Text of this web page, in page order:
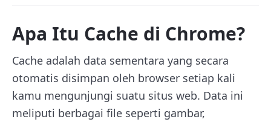
Apa Itu Cache di Chrome?
Cache adalah data sementara yang secara
otomatis disimpan oleh browser setiap kali
kamu mengunjungi suatu situs web. Data ini
meliputi berbagai file seperti gambar,